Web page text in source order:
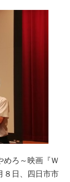
めろ～映画『Ｗ
８日、四日市市